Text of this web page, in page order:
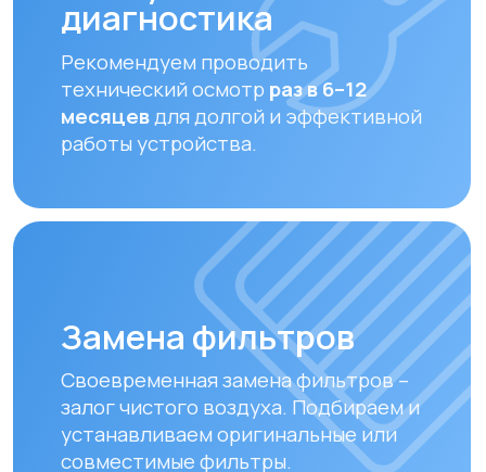
Оплата и доставка
Оплата
Доставка осуществляется после
полной предоплаты заказа.
Мы предлагаем удобные способы оплаты
и быструю доставку для наших клиентов
в Алматы и по всему Казахстану